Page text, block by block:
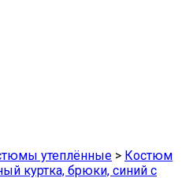
Самаре —
спецобувь,
недорого можно в
Самаре.
утеплённые > Костюм
куртка, брюки, синий с